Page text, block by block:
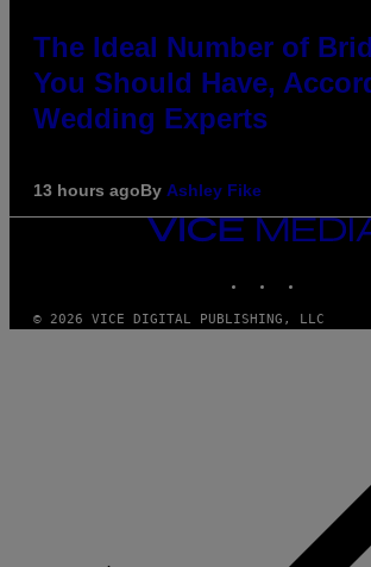
The Ideal Number of
You Should Have,
Wedding Experts
13 hours agoBy Ashley Fike
VICE
© 2026 VICE DIGITAL PUBLISHING, LLC